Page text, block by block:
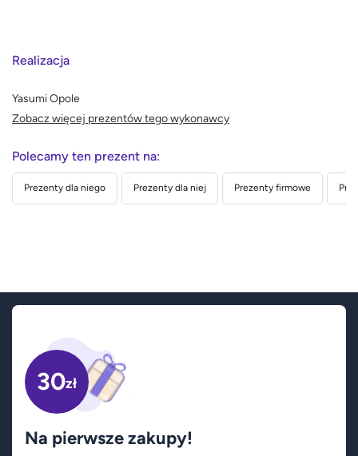
Realizacja
Yasumi Opole
Zobacz więcej prezentów tego wykonawcy
Polecamy ten prezent na:
Prezenty dla niego Prezenty dla niej Prezenty firmowe
30zł
Na pierwsze zakupy!